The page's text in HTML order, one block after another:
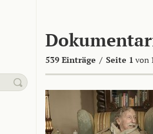
539 Einträge / Seite 1 von